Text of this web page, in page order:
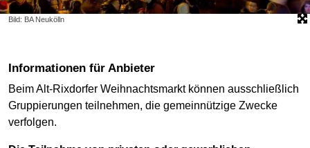
Bild: BA Neukölln
Informationen für Anbieter
Beim Alt-Rixdorfer Weihnachtsmarkt können ausschließlich
Gruppierungen teilnehmen, die gemeinnützige Zwecke
verfolgen.